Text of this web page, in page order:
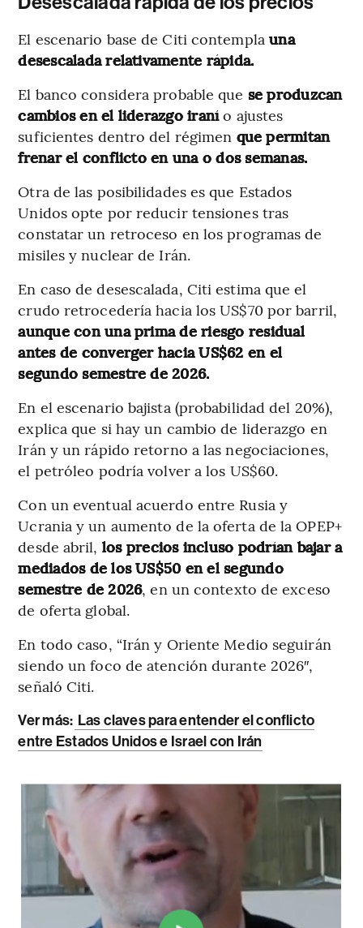
El escenario base de Citi contemplauna
desescalada relativamente rápida.
El banco considera probable que se produzcan
cambios en el liderazgo iranío ajustes
suficientes dentro del régimen que permitan
frenar el conflicto en una o dos semanas.
Otra de las posibilidades es que Estados
Unidos opte por reducir tensiones tras
constatar un retroceso en los programas de
misiles y nuclear de Irán.
En caso de desescalada, Citi estima que el
crudo retrocedería hacia los US$70 por barril,
aunque con una prima de riesgo residual
antes de converger hacia US$62 en el
segundo semestre de 2026.
En el escenario bajista (probabilidad del 20%),
explica que si hay un cambio de liderazgo en
Irán y un rápido retorno a las negociaciones,
el petróleo podría volver a los US$60.
Con un eventual acuerdo entre Rusia y
Ucrania y un aumento de la oferta de la OPEP+
desde abril, los precios incluso podrían bajar a
mediados de los US$50 en el segundo
semestre de 2026, en un contexto de exceso
de oferta global.
En todo caso, “Irán y Oriente Medio seguirán
siendo un foco de atención durante 2026″,
señaló Citi.
Ver más: Las claves para entender el conflicto
entre Estados Unidos e Israel con Irán